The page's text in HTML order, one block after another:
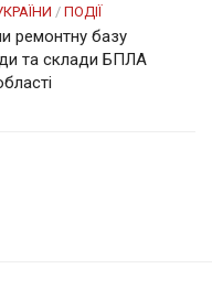
/ ПОДІЇ
ремонтну базу
та склади БПЛА